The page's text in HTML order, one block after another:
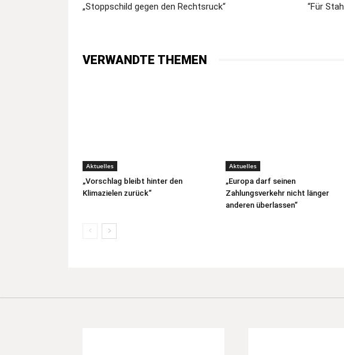
„Stoppschild gegen den Rechtsruck“
“Für
VERWANDTE THEMEN
Aktuelles
„Vorschlag bleibt hinter den
Klimazielen zurück“
Aktuelles
„Europa darf seinen
Zahlungsverkehr nicht länger
anderen überlassen“